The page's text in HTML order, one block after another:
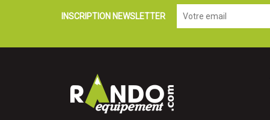
INSCRIPTION NEWSLETTER